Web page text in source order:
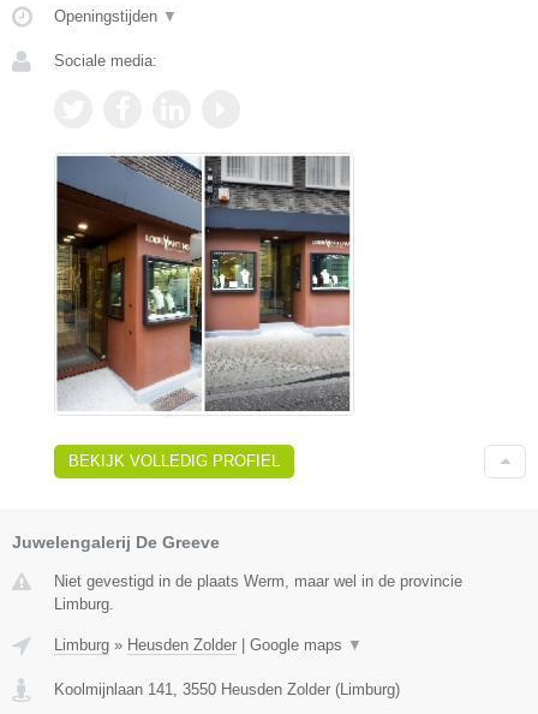
Openingstijden ▼
Sociale media:
BEKIJK VOLLEDIG PROFIEL
Juwelengalerij De Greeve
Niet gevestigd in de plaats Werm, maar wel in de provincie
Limburg.
Limburg » Heusden Zolder Google maps ▼
Koolmijnlaan 141 3550 Heusden Zolder ( Limburg)